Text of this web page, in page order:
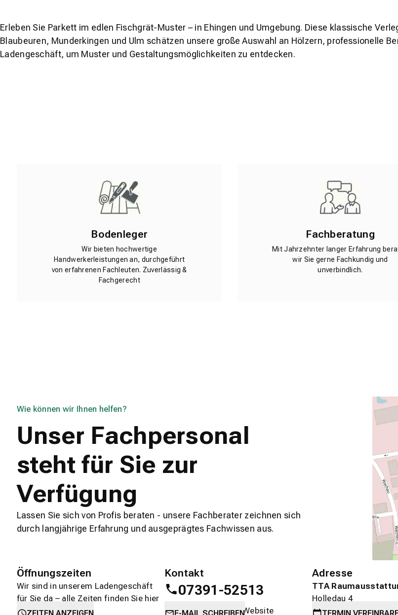
Erleben Sie Parkett im edlen Fischgrät-Muster – in Ehingen und Umgebung. Diese klassische
Blaubeuren, Munderkingen und Ulm schätzen unsere große Auswahl an Hölzern, professionelle
Ladengeschäft, um Muster und Gestaltungsmöglichkeiten zu entdecken.
Bodenleger
Wir bieten hochwertige
Handwerkerleistungen an, durchgeführt
von erfahrenen Fachleuten. Zuverlässig &
Fachgerecht
Fachberatung
Mit Jahrzehnter langer Erfahrung
wir Sie gerne Fachkundig und
unverbindlich.
Wie können wir Ihnen helfen?
Unser Fachpersonal
steht für Sie zur
Verfügung
Lassen Sie sich von Profis beraten - unsere Fachberater zeichnen sich
durch langjährige Erfahrung und ausgeprägtes Fachwissen aus.
Öffnungszeiten
Wir sind in unserem Ladengeschäft
für Sie da – alle Zeiten finden Sie hier
auf einen Blick.
ZEITEN ANZEIGEN
Kontakt
07391-52513
oderdirekt über die Website
E-MAIL SCHREIBEN
Adresse
TTA
Holledau 4
89584 Ehingen
TERMIN